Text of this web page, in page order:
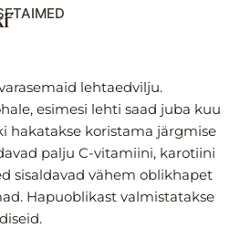
lehtaedvilju.
esimesi lehti saad juba kuu
hakatakse koristama järgmise
palju C-vitamiini, karotiini
sisaldavad vähem oblikhapet
Hapuoblikast valmistatakse